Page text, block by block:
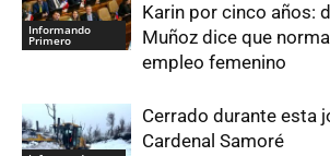
Informando
Primero
Karin por cinco años:
Muñoz dice que
empleo femenino
Cerrado durante esta
Cardenal Samoré